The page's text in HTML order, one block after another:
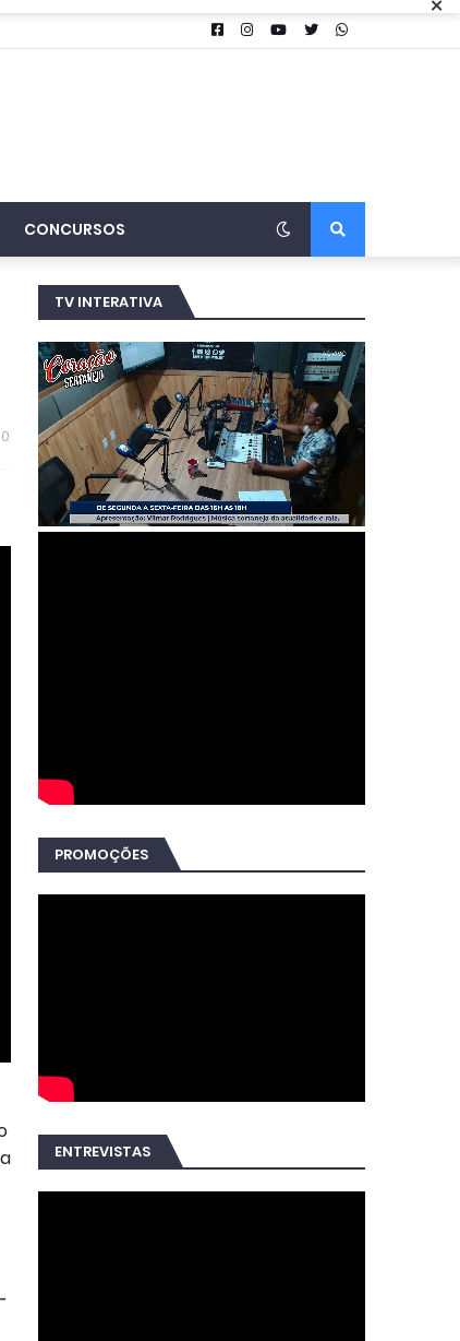
CONCURSOS
0
TV INTERATIVA
PROMOÇÕES
ENTREVISTAS